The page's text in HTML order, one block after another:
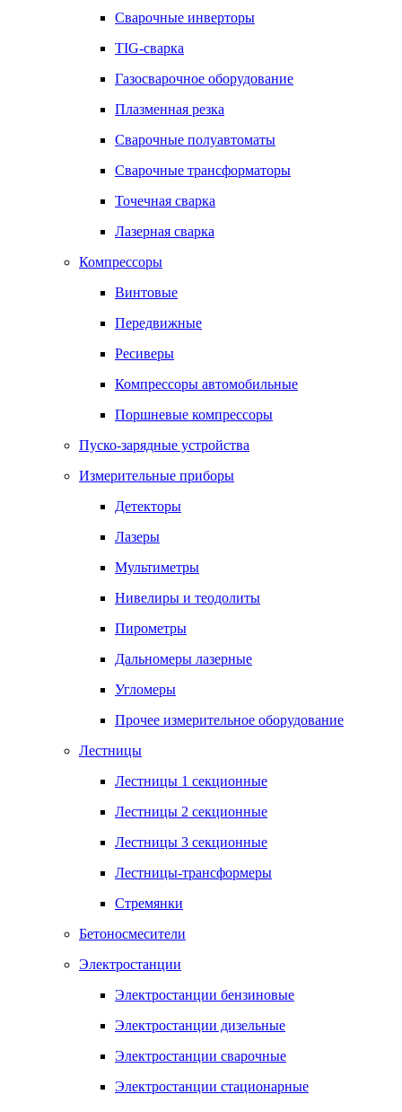
Сварочные инверторы
TIG-сварка
Газосварочное оборудование
Плазменная резка
Сварочные полуавтоматы
Сварочные трансформаторы
Точечная сварка
Лазерная сварка
Компрессоры
Винтовые
Передвижные
Ресиверы
Компрессоры автомобильные
Поршневые компрессоры
Пуско-зарядные устройства
Измерительные приборы
Детекторы
Лазеры
Мультиметры
Нивелиры и теодолиты
Пирометры
Дальномеры лазерные
Угломеры
Прочее измерительное оборудование
Лестницы
Лестницы 1 секционные
Лестницы 2 секционные
Лестницы 3 секционные
Лестницы-трансформеры
Стремянки
Бетоносмесители
Электростанции
Электростанции бензиновые
Электростанции дизельные
Электростанции сварочные
Электростанции стационарные